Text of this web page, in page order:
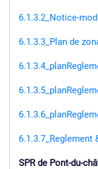
6.1.3.2_Notice-
6.1.3.3_Plan de
6.1.3.7_Reglement
SPR de Pont-du-